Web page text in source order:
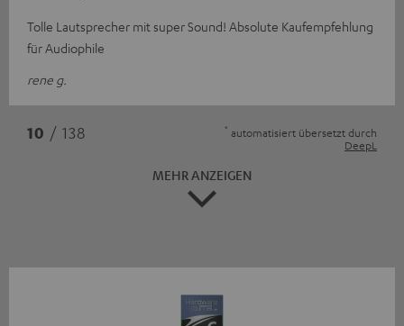
Tolle Lautsprecher mit super Sound! Absolute Kaufempfehlung
für Audiophile
rene g.
10 / 138 * automatisiert übersetzt durch
DeepL
MEHR ANZEIGEN